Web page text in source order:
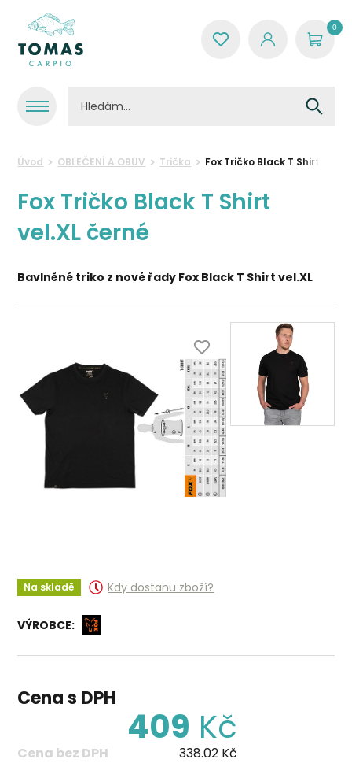
0
Úvod OBLEČENÍ A OBUV Trička Fox Tričko Black T Shirt
Fox Tričko Black T Shirt
vel.XL černé
Bavlněné triko z nové řady Fox Black T Shirt vel.XL
Na skladě Kdy dostanu zboží?
VÝROBCE:
Cena s DPH
409 Kč
Cena bez DPH 338.02 Kč